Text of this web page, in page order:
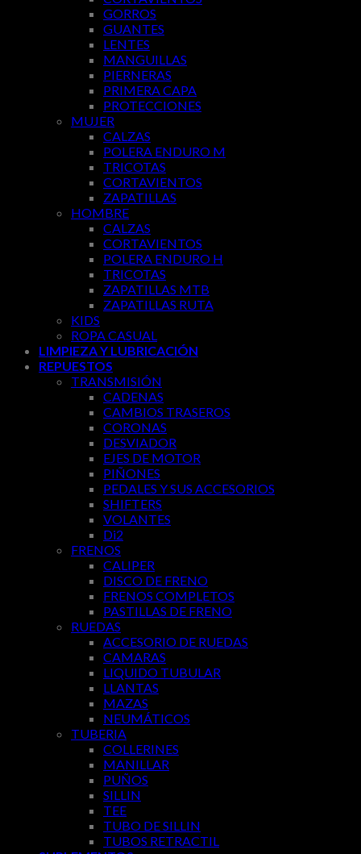
GORROS
GUANTES
LENTES
MANGUILLAS
PIERNERAS
PRIMERA CAPA
PROTECCIONES
MUJER
CALZAS
POLERA ENDURO M
TRICOTAS
CORTAVIENTOS
ZAPATILLAS
HOMBRE
CALZAS
CORTAVIENTOS
POLERA ENDURO H
TRICOTAS
ZAPATILLAS MTB
ZAPATILLAS RUTA
KIDS
ROPA CASUAL
LIMPIEZA Y LUBRICACIÓN
REPUESTOS
TRANSMISIÓN
CADENAS
CAMBIOS TRASEROS
CORONAS
DESVIADOR
EJES DE MOTOR
PIÑONES
PEDALES Y SUS ACCESORIOS
SHIFTERS
VOLANTES
Di2
FRENOS
CALIPER
DISCO DE FRENO
FRENOS COMPLETOS
PASTILLAS DE FRENO
RUEDAS
ACCESORIO DE RUEDAS
CAMARAS
LIQUIDO TUBULAR
LLANTAS
MAZAS
NEUMÁTICOS
TUBERIA
COLLERINES
MANILLAR
PUÑOS
SILLIN
TEE
TUBO DE SILLIN
TUBOS RETRACTIL